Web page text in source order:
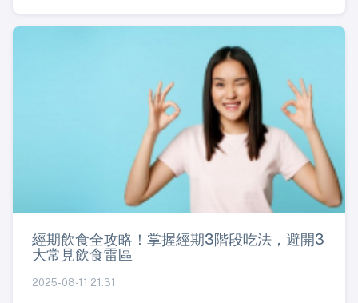
經期飲食全攻略！掌握經期3階段吃法，避開3
大常見飲食雷區
2025-08-11 21:31